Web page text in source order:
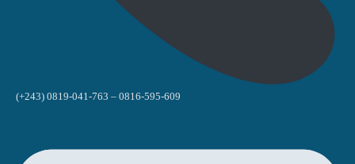
(+243) 0819-041-763 – 0816-595-609